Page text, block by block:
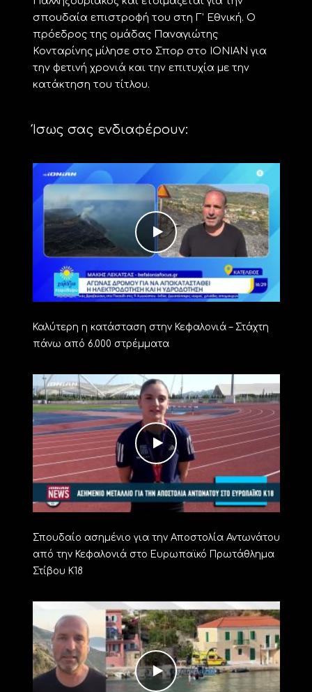
σπουδαία επιστροφή του στη Γ’ Εθνική. Ο
πρόεδρος της ομάδας Παναγιώτης
Κονταρίνης μίλησε στο Σπορ στο ΙΟΝΙΑΝ για
την φετινή χρονιά και την επιτυχία με την
κατάκτηση του τίτλου.
Ίσως σας ενδιαφέρουν:
Καλύτερη η κατάσταση στην Κεφαλονιά – Στάχτη
πάνω από 6.000 στρέμματα
Σπουδαίο ασημένιο για την Αποστολία Αντωνάτου
από την Κεφαλονιά στο Ευρωπαϊκό Πρωτάθλημα
Στίβου Κ18